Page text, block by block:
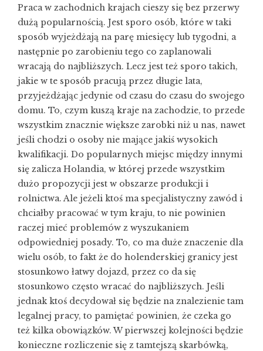
Praca w zachodnich krajach cieszy się bez przerwy
dużą popularnością. Jest sporo osób, które w taki
sposób wyjeżdżają na parę miesięcy lub tygodni, a
następnie po zarobieniu tego co zaplanowali
wracają do najbliższych. Lecz jest też sporo takich,
jakie w te sposób pracują przez długie lata,
przyjeżdżając jedynie od czasu do czasu do swojego
domu. To, czym kuszą kraje na zachodzie, to przede
wszystkim znacznie większe zarobki niż u nas, nawet
jeśli chodzi o osoby nie mające jakiś wysokich
kwalifikacji. Do popularnych miejsc między innymi
się zalicza Holandia, w której przede wszystkim
dużo propozycji jest w obszarze produkcji i
rolnictwa. Ale jeżeli ktoś ma specjalistyczny zawód i
chciałby pracować w tym kraju, to nie powinien
raczej mieć problemów z wyszukaniem
odpowiedniej posady. To, co ma duże znaczenie dla
wielu osób, to fakt że do holenderskiej granicy jest
stosunkowo łatwy dojazd, przez co da się
stosunkowo często wracać do najbliższych. Jeśli
jednak ktoś decydował się będzie na znalezienie tam
legalnej pracy, to pamiętać powinien, że czeka go
też kilka obowiązków. W pierwszej kolejności będzie
konieczne rozliczenie się z tamtejszą skarbówką,